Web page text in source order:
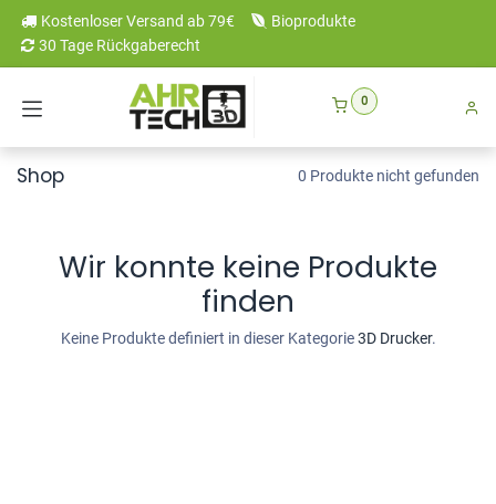
Zum Inhalt springen
Kostenloser Versand ab 79€
Bioprodukte
30 Tage Rückgaberecht
0
Shop 0 Produkte nicht gefunden
Wir konnte keine Produkte
finden
Keine Produkte definiert in dieser Kategorie3D Drucker.